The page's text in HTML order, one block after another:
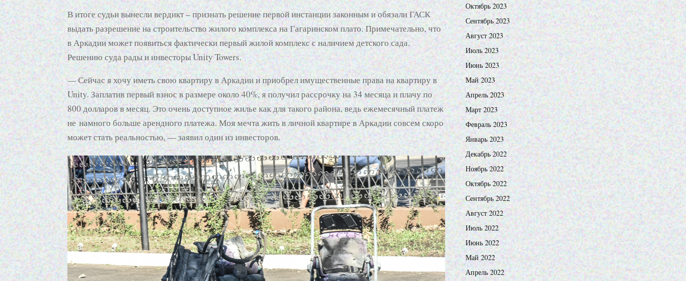
В итоге судьи вынесли вердикт – признать решение первой инстанции законным и обязали ГАСК
выдать разрешение на строительство жилого комплекса на Гагаринском плато. Примечательно, что
в Аркадии может появиться фактически первый жилой комплекс с наличием детского сада.
Решению суда рады и инвесторы Unity Towers.
— Сейчас я хочу иметь свою квартиру в Аркадии и приобрел имущественные права на квартиру в
Unity. Заплатив первый взнос в размере около 40%, я получил рассрочку на 34 месяца и плачу по
800 долларов в месяц. Это очень доступное жилье как для такого района, ведь ежемесячный платеж
не намного больше арендного платежа. Моя мечта жить в личной квартире в Аркадии совсем скоро
может стать реальностью, — заявил один из инвесторов.
Октябрь 2023
Сентябрь 2023
Август 2023
Июль 2023
Июнь 2023
Май 2023
Апрель 2023
Март 2023
Февраль 2023
Январь 2023
Декабрь 2022
Ноябрь 2022
Октябрь 2022
Сентябрь 2022
Август 2022
Июль 2022
Июнь 2022
Май 2022
Апрель 2022